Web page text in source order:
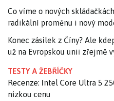
Co víme o nových
radikální proměnu i nový
Konec zásilek z Číny? Ale
už na Evropskou unii zřejmě
TESTY A ŽEBŘÍČKY
Recenze: Intel Core Ultra 5
nízkou cenu